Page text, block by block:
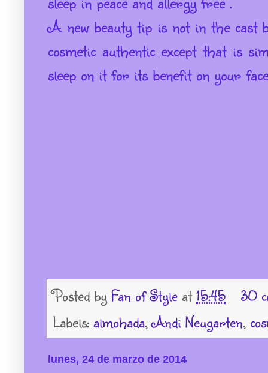
A new beauty tip is not in the cast
cosmetic authentic except that is
sleep on it for its benefit on your
Posted by Fan of Style at 15:45
30
Labels: almohada,Andi Neugarten,
lunes, 24 de marzo de 2014